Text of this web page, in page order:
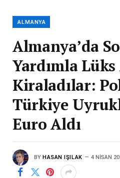
ALMANYA
Almanya’da
Yardımla
Kiraladılar:
Türkiye
Euro Aldı
BY HASAN IŞILAK 4 NISAN